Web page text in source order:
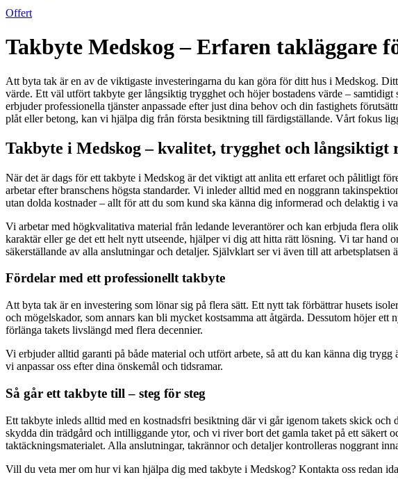
Offert
Takbyte Medskog – Erfaren takläggare
Att byta tak är en av de viktigaste investeringarna du kan göra för ditt hus i Medskog.
värde. Ett väl utfört takbyte ger långsiktig trygghet och höjer bostadens värde –
erbjuder professionella tjänster anpassade efter just dina behov och din fastighets
plåt eller betong, kan vi hjälpa dig från första besiktning till färdigställande. Vårt fokus
Takbyte i Medskog – kvalitet, trygghet och långsiktigt
När det är dags för ett takbyte i Medskog är det viktigt att anlita ett erfaret och pålitligt
arbetar efter branschens högsta standarder. Vi inleder alltid med en noggrann
utan dolda kostnader – allt för att du som kund ska känna dig informerad och delaktig i
Vi arbetar med högkvalitativa material från ledande leverantörer och kan erbjuda flera
karaktär eller ge det ett helt nytt utseende, hjälper vi dig att hitta rätt lösning. Vi tar
säkerställande av alla anslutningar och detaljer. Självklart ser vi även till att arbetsplatsen
Fördelar med ett professionellt takbyte
Att byta tak är en investering som lönar sig på flera sätt. Ett nytt tak förbättrar husets
och mögelskador, som annars kan bli mycket kostsamma att åtgärda. Dessutom höjer
förlänga takets livslängd med flera decennier.
Vi erbjuder alltid garanti på både material och utfört arbete, så att du kan känna dig
vi anpassar oss efter dina önskemål och tidsramar.
Så går ett takbyte till – steg för steg
Ett takbyte inleds alltid med en kostnadsfri besiktning där vi går igenom takets skick
skydda din trädgård och intilliggande ytor, och vi river bort det gamla taket på ett säkert
taktäckningsmaterialet. Alla anslutningar, takrännor och detaljer kontrolleras noggrant
Vill du veta mer om hur vi kan hjälpa dig med takbyte i Medskog? Kontakta oss redan